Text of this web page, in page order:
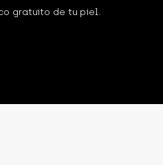
gratuito de tu piel.